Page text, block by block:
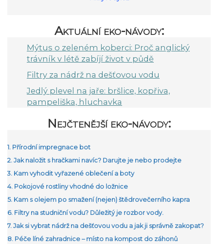
Aktuální eko-návody:
Mýtus o zeleném koberci: Proč anglický
trávník v létě zabíjí život v půdě
Filtry za nádrž na dešťovou vodu
Jedlý plevel na jaře: bršlice, kopřiva,
pampeliška, hluchavka
Nejčtenější eko-návody:
1. Přírodní impregnace bot
2. Jak naložit s hračkami navíc? Darujte je nebo prodejte
3. Kam vyhodit vyřazené oblečení a boty
4. Pokojové rostliny vhodné do ložnice
5. Kam s olejem po smažení (nejen) štědrovečerního kapra
6. Filtry na studniční vodu? Důležitý je rozbor vody.
7. Jak si vybrat nádrž na dešťovou vodu a jak ji správně zakopat?
8. Péče líné zahradnice – místo na kompost do záhonů